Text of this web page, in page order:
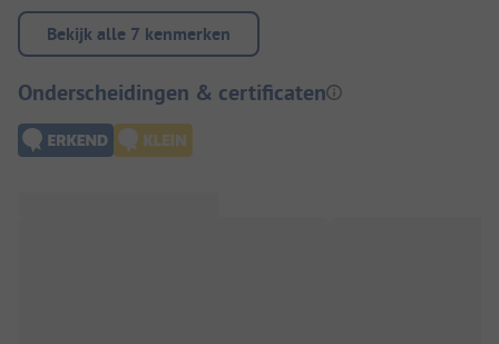
Bekijk alle 7 kenmerken
Onderscheidingen & certificaten